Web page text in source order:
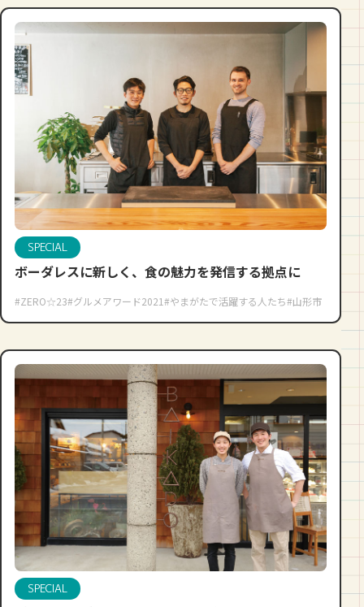
SPECIAL
ボーダレスに新しく、食の魅力を発信する拠点に
#ZERO☆23#グルメアワード2021#やまがたで活躍する人たち#山形市
SPECIAL